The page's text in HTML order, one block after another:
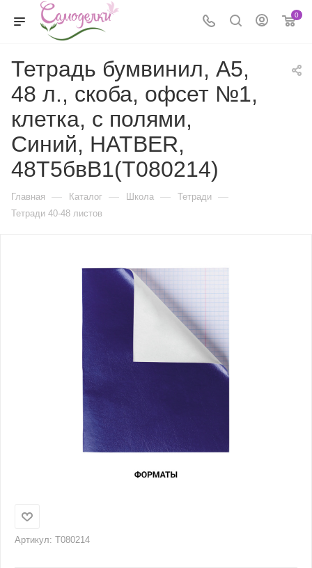
0
Тетрадь бумвинил, А5,
48 л., скоба, офсет №1,
клетка, с полями,
Синий, HATBER,
48Т5бвB1(T080214)
Главная — Каталог — Школа — Тетради —
Тетради 40-48 листов
Артикул: T080214